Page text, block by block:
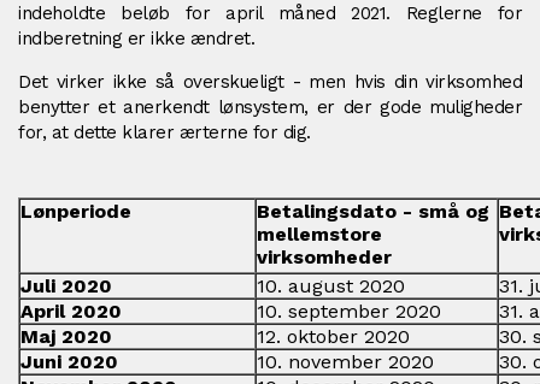
indeholdte beløb for april måned 2021. Reglerne for
indberetning er ikke ændret.
Det virker ikke så overskueligt - men hvis din virksomhed
benytter et anerkendt lønsystem, er der gode muligheder
for, at dette klarer ærterne for dig.
Lønperiode
Betalingsdato - små og
mellemstore
virksomheder
Juli 2020 10. august 2020
31.
April 2020
10. september 2020
31.
Maj 2020
12. oktober 2020
30.
Juni 2020
10. november 2020
30.